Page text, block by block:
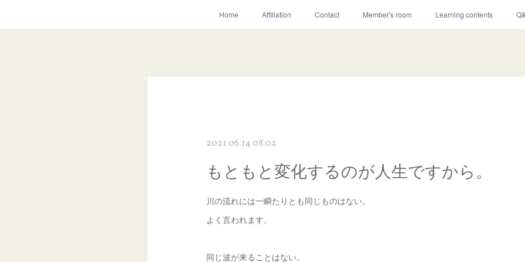
Home Affiliation Contact Member's room Learning contents
2021.06.14 08:02
もともと変化するのが人生ですから。
川の流れには一瞬たりとも同じものはない。
よく言われます。
同じ波が来ることはない。